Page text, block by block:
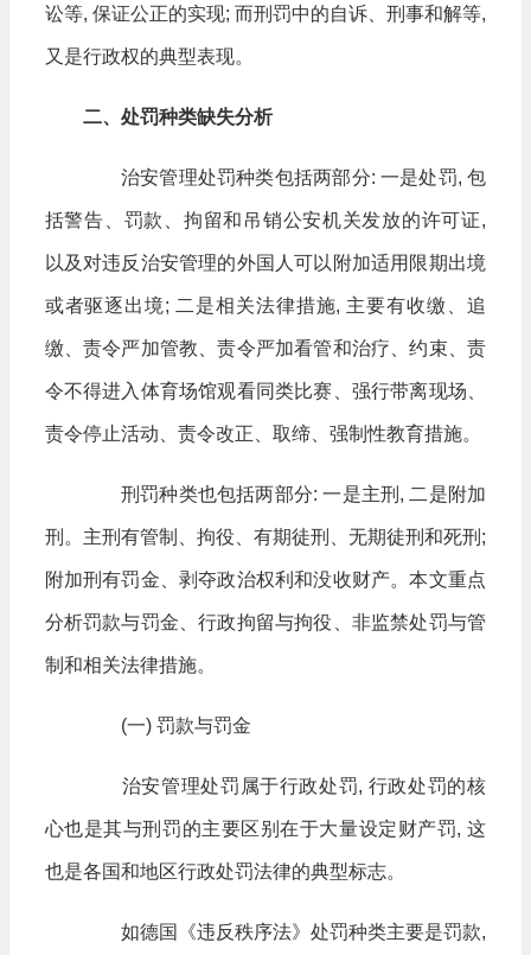
讼等, 保证公正的实现; 而刑罚中的自诉、刑事和解等,
又是行政权的典型表现。
二、处罚种类缺失分析
治安管理处罚种类包括两部分: 一是处罚, 包
括警告、罚款、拘留和吊销公安机关发放的许可证,
以及对违反治安管理的外国人可以附加适用限期出境
或者驱逐出境; 二是相关法律措施, 主要有收缴、追
缴、责令严加管教、责令严加看管和治疗、约束、责
令不得进入体育场馆观看同类比赛、强行带离现场、
责令停止活动、责令改正、取缔、强制性教育措施。
刑罚种类也包括两部分: 一是主刑, 二是附加
刑。主刑有管制、拘役、有期徒刑、无期徒刑和死刑;
附加刑有罚金、剥夺政治权利和没收财产。本文重点
分析罚款与罚金、行政拘留与拘役、非监禁处罚与管
制和相关法律措施。
(一) 罚款与罚金
治安管理处罚属于行政处罚, 行政处罚的核
心也是其与刑罚的主要区别在于大量设定财产罚, 这
也是各国和地区行政处罚法律的典型标志。
如德国《违反秩序法》处罚种类主要是罚款,